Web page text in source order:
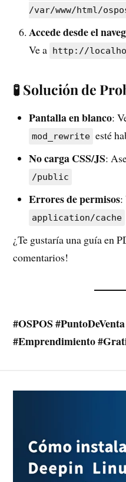
/var/www/html/
Accede desde el
Ve a http://
🧪 Solución de
Pantalla en blanco:
mod_rewrite esté
No carga CSS/JS:
/public
Errores de permisos:
application/cache
¿Te gustaría una guía en
comentarios!
#OSPOS
#Emprendimiento